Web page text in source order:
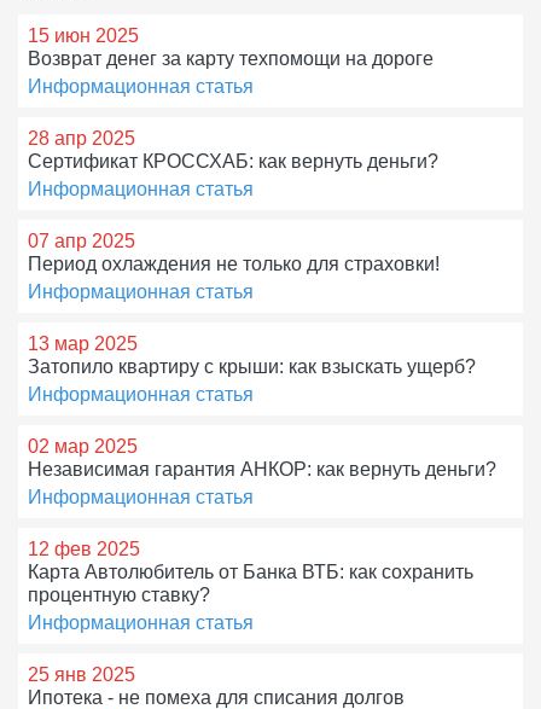
15 июн 2025
Возврат денег за карту техпомощи на дороге
Информационная статья
28 апр 2025
Сертификат КРОССХАБ: как вернуть деньги?
Информационная статья
07 апр 2025
Период охлаждения не только для страховки!
Информационная статья
13 мар 2025
Затопило квартиру с крыши: как взыскать ущерб?
Информационная статья
02 мар 2025
Независимая гарантия АНКОР: как вернуть деньги?
Информационная статья
12 фев 2025
Карта Автолюбитель от Банка ВТБ: как сохранить
процентную ставку?
Информационная статья
25 янв 2025
Ипотека - не помеха для списания долгов